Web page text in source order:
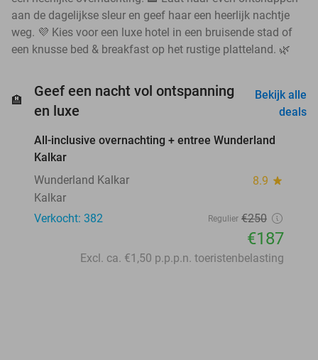
aan de dagelijkse sleur en geef haar een heerlijk nachtje
weg. 💜 Kies voor een luxe hotel in een bruisende stad of
een knusse bed & breakfast op het rustige platteland. 🌿
🏨
Geef een nacht vol ontspanning
en luxe
Bekijk alle
deals
25%
favorite_border
All-inclusive overnachting + entree Wunderland
Kalkar
Wunderland Kalkar
8.9 star
Kalkar
Verkocht: 382
Regulier €250
€187
Excl. ca. €1,50 p.p.p.n. toeristenbelasting